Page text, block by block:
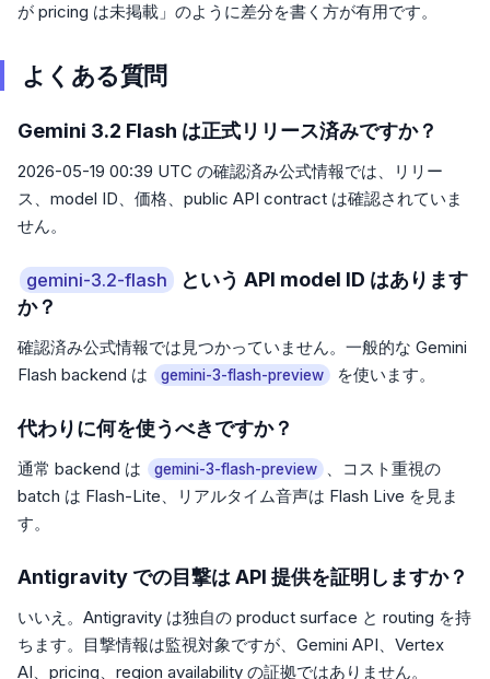
が pricing は未掲載」のように差分を書く方が有用です。
よくある質問
Gemini 3.2 Flash は正式リリース済みですか？
2026-05-19 00:39 UTC の確認済み公式情報では、リリー
ス、model ID、価格、public API contract は確認されていま
せん。
gemini-3.2-flash
という API model ID はあります
か？
確認済み公式情報では見つかっていません。一般的な Gemini
Flash backend は
gemini-3-flash-preview を使います。
代わりに何を使うべきですか？
通常 backend は gemini-3-flash-preview
、コスト重視の
batch は Flash-Lite、リアルタイム音声は Flash Live を見ま
す。
Antigravity での目撃は API 提供を証明しますか？
いいえ。Antigravity は独自の product surface と routing を持
ちます。目撃情報は監視対象ですが、Gemini API、Vertex
AI、pricing、region availability の証拠ではありません。